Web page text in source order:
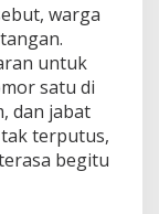
warga
untuk
satu di
dan jabat
terputus,
begitu